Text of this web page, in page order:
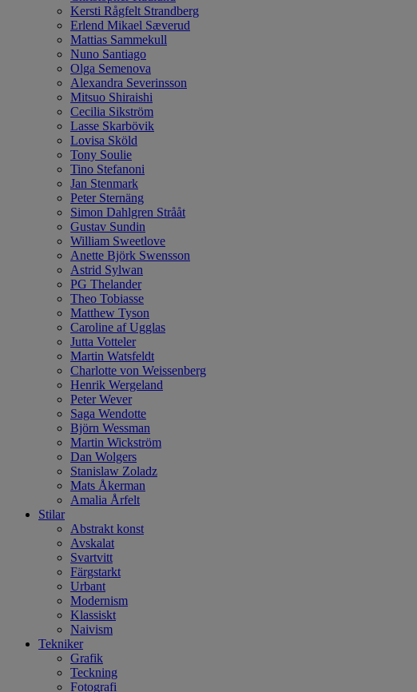
Kersti Rågfelt Strandberg
Erlend Mikael Sæverud
Mattias Sammekull
Nuno Santiago
Olga Semenova
Alexandra Severinsson
Mitsuo Shiraishi
Cecilia Sikström
Lasse Skarbövik
Lovisa Sköld
Tony Soulie
Tino Stefanoni
Jan Stenmark
Peter Sternäng
Simon Dahlgren Strååt
Gustav Sundin
William Sweetlove
Anette Björk Swensson
Astrid Sylwan
PG Thelander
Theo Tobiasse
Matthew Tyson
Caroline af Ugglas
Jutta Votteler
Martin Watsfeldt
Charlotte von Weissenberg
Henrik Wergeland
Peter Wever
Saga Wendotte
Björn Wessman
Martin Wickström
Dan Wolgers
Stanislaw Zoladz
Mats Åkerman
Amalia Årfelt
Stilar
Abstrakt konst
Avskalat
Svartvitt
Färgstarkt
Urbant
Modernism
Klassiskt
Naivism
Tekniker
Grafik
Teckning
Fotografi